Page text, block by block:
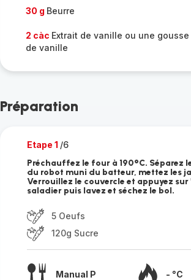
30 g Beurre
2 càc Extrait de vanille ou une gousse
de vanille
Préparation
Etape 1 /6
Préchauffez le four à 190°C. Séparez
du robot muni du batteur, mettez les
Verrouillez le couvercle et appuyez
saladier puis lavez et séchez le bol.
5 Oeufs
120g Sucre
Manual P - °C